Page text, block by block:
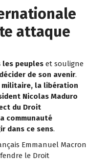
attaque
peuples et souligne
de son avenir.
militaire, la libération
Nicolas Maduro
du Droit
communauté
dans ce sens.
Emmanuel Macron
le Droit